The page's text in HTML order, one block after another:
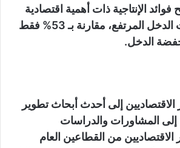
تصبح فوائد الإنتاجية ذات أهمية اقتصادية
في الاقتصادات ذات الدخل المرتفع، مقارنة بـ 53% فقط
الدخل.
الاقتصاديين إلى أحدث أبحاث تطوير
إلى المشاورات والدراسات
الاقتصاديين من القطاعين العام